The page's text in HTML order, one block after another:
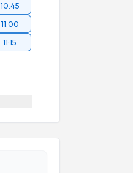
10:45
11:00
11:15